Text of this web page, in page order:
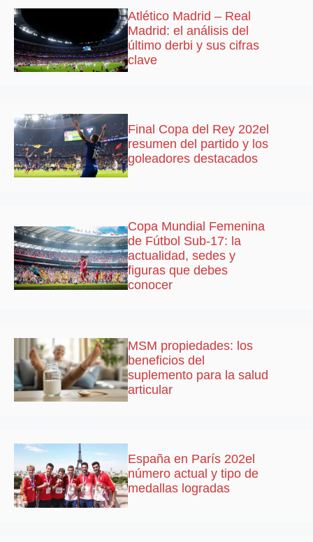
Atlético Madrid – Real
Madrid: el análisis del
último derbi y sus cifras
clave
Final Copa del Rey 202el
resumen del partido y los
goleadores destacados
Copa Mundial Femenina
de Fútbol Sub-17: la
actualidad, sedes y
figuras que debes
conocer
MSM propiedades: los
beneficios del
suplemento para la salud
articular
España en París 202el
número actual y tipo de
medallas logradas